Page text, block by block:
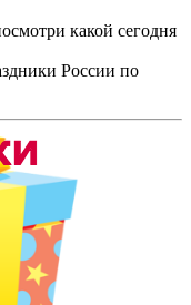
какой сегодня
России по